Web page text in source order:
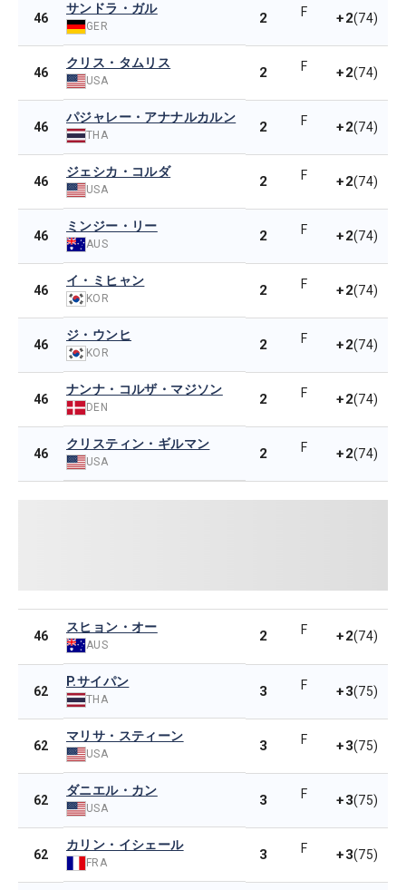
46
サンドラ・ガル
GER 2 F +2(74)
46
クリス・タムリス
USA 2 F +2(74)
46
パジャレー・アナナルカルン
THA 2 F +2(74)
46
ジェシカ・コルダ
USA 2 F +2(74)
46
ミンジー・リー
AUS 2 F +2(74)
46
イ・ミヒャン
KOR 2 F +2(74)
46
ジ・ウンヒ
KOR 2 F +2(74)
46
ナンナ・コルザ・マジソン
DEN 2 F +2(74)
46
クリスティン・ギルマン
USA 2 F +2(74)
46
スヒョン・オー
AUS
2 F +2(74)
62
P.サイパン
THA 3 F +3(75)
62
マリサ・スティーン
USA 3 F +3(75)
62
ダニエル・カン
USA 3 F +3(75)
62
カリン・イシェール
FRA 3 F +3(75)